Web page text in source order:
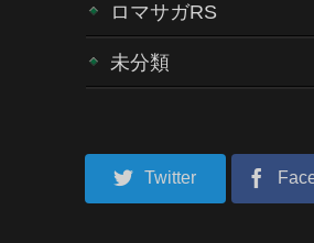
ロマサガRS
未分類
Twitter